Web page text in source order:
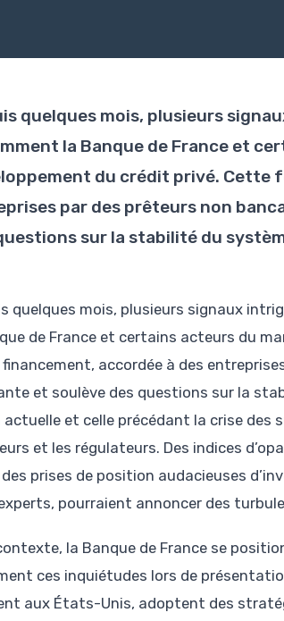
quelques mois, plusieurs
la Banque de France et
du crédit privé. Cette
par des prêteurs non
sur la stabilité du
quelques mois, plusieurs signaux
de France et certains acteurs du
accordée à des
et soulève des questions sur la
et celle précédant la crise des
et les régulateurs. Des indices
prises de position audacieuses
pourraient annoncer des
la Banque de France se
ces inquiétudes lors de
aux États-Unis, adoptent des